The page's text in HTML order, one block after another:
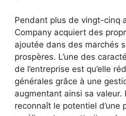
Pendant plus de vingt-cinq
Company acquiert des
ajoutée dans des marchés
prospères. L’une des
de l’entreprise est qu’elle
générales grâce à une
augmentant ainsi sa valeur.
reconnaît le potentiel d’une